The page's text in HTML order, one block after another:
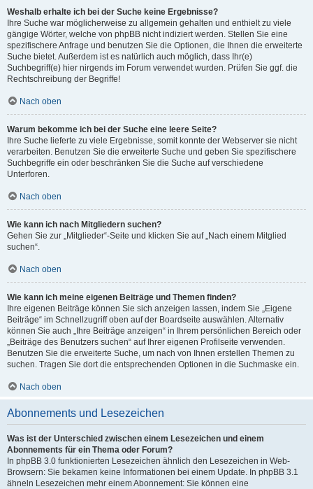
Weshalb erhalte ich bei der Suche keine Ergebnisse?
Ihre Suche war möglicherweise zu allgemein gehalten und enthielt zu viele
gängige Wörter, welche von phpBB nicht indiziert werden. Stellen Sie eine
spezifischere Anfrage und benutzen Sie die Optionen, die Ihnen die erweiterte
Suche bietet. Außerdem ist es natürlich auch möglich, dass Ihr(e)
Suchbegriff(e) hier nirgends im Forum verwendet wurden. Prüfen Sie ggf. die
Rechtschreibung der Begriffe!
Nach oben
Warum bekomme ich bei der Suche eine leere Seite?
Ihre Suche lieferte zu viele Ergebnisse, somit konnte der Webserver sie nicht
verarbeiten. Benutzen Sie die erweiterte Suche und geben Sie spezifischere
Suchbegriffe ein oder beschränken Sie die Suche auf verschiedene
Unterforen.
Nach oben
Wie kann ich nach Mitgliedern suchen?
Gehen Sie zur „Mitglieder“-Seite und klicken Sie auf „Nach einem Mitglied
suchen“.
Nach oben
Wie kann ich meine eigenen Beiträge und Themen finden?
Ihre eigenen Beiträge können Sie sich anzeigen lassen, indem Sie „Eigene
Beiträge“ im Schnellzugriff oben auf der Boardseite auswählen. Alternativ
können Sie auch „Ihre Beiträge anzeigen“ in Ihrem persönlichen Bereich oder
„Beiträge des Benutzers suchen“ auf Ihrer eigenen Profilseite verwenden.
Benutzen Sie die erweiterte Suche, um nach von Ihnen erstellen Themen zu
suchen. Tragen Sie dort die entsprechenden Optionen in die Suchmaske ein.
Nach oben
Abonnements und Lesezeichen
Was ist der Unterschied zwischen einem Lesezeichen und einem
Abonnements für ein Thema oder Forum?
In phpBB 3.0 funktionierten Lesezeichen ähnlich den Lesezeichen in Web-
Browsern: Sie bekamen keine Informationen bei einem Update. In phpBB 3.1
ähneln Lesezeichen mehr einem Abonnement: Sie können eine